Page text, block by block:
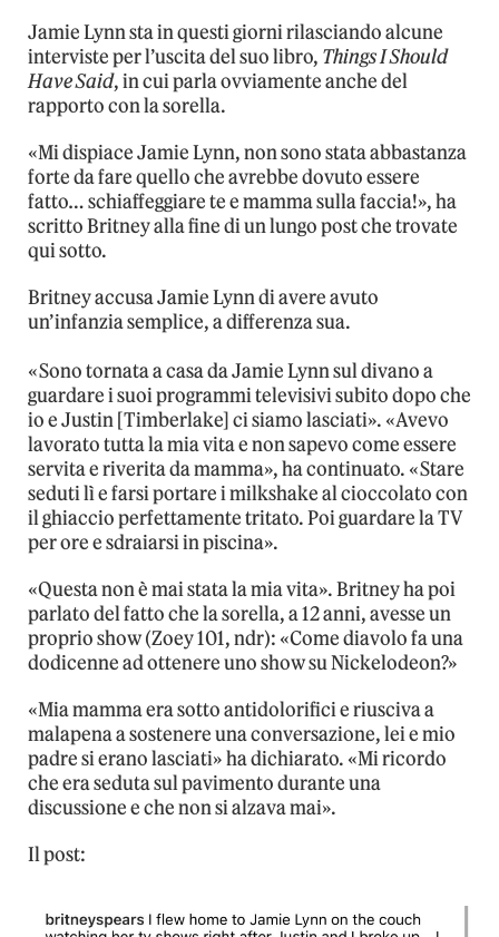
Jamie Lynn sta in questi giorni rilasciando alcune
interviste per l’uscita del suo libro, Things I Should
Have Said, in cui parla ovviamente anche del
rapporto con la sorella.
«Mi dispiace Jamie Lynn, non sono stata abbastanza
forte da fare quello che avrebbe dovuto essere
fatto… schiaffeggiare te e mamma sulla faccia!», ha
scritto Britney alla fine di un lungo post che trovate
qui sotto.
Britney accusa Jamie Lynn di avere avuto
un’infanzia semplice, a differenza sua.
«Sono tornata a casa da Jamie Lynn sul divano a
guardare i suoi programmi televisivi subito dopo che
io e Justin [Timberlake] ci siamo lasciati». «Avevo
lavorato tutta la mia vita e non sapevo come essere
servita e riverita da mamma», ha continuato. «Stare
seduti lì e farsi portare i milkshake al cioccolato con
il ghiaccio perfettamente tritato. Poi guardare la TV
per ore e sdraiarsi in piscina».
«Questa non è mai stata la mia vita». Britney ha poi
parlato del fatto che la sorella, a 12 anni, avesse un
proprio show (Zoey 101, ndr): «Come diavolo fa una
dodicenne ad ottenere uno show su Nickelodeon?»
«Mia mamma era sotto antidolorifici e riusciva a
malapena a sostenere una conversazione, lei e mio
padre si erano lasciati» ha dichiarato. «Mi ricordo
che era seduta sul pavimento durante una
discussione e che non si alzava mai».
Il post: